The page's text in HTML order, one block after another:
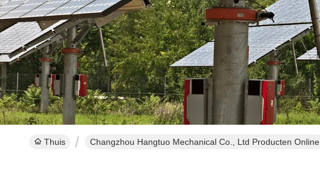
Thuis Changzhou Hangtuo Mechanical Co., Ltd Producten Online